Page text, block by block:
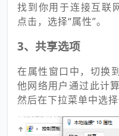
找到你用于连接互联
点击，选择“属性”。
3、共享选项
在属性窗口中，切换
他网络用户通过此计
然后在下拉菜单中选